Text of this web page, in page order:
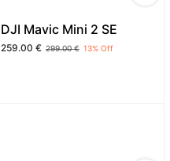
DJI Mavic Mini 2 SE
259.00 € 299.00€ 13% Off